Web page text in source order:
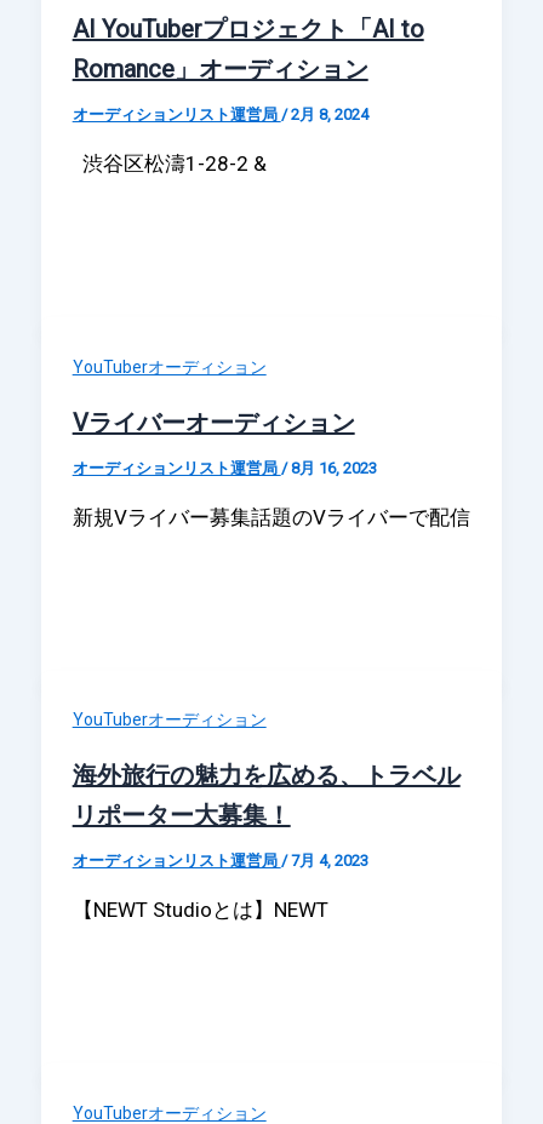
AI YouTuberプロジェクト「AI to
Romance」オーディション
オーディションリスト運営局 /2月 8, 2024
渋谷区松濤1-28-2 &
YouTuberオーディション
Vライバーオーディション
オーディションリスト運営局 /8月 16, 2023
新規Vライバー募集話題のVライバーで配信
YouTuberオーディション
海外旅行の魅力を広める、トラベル
リポーター大募集！
オーディションリスト運営局 /7月 4, 2023
【NEWT Studioとは】NEWT
YouTuberオーディション